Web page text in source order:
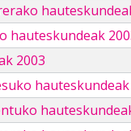
hauteskundeak
2003
hauteskundeak